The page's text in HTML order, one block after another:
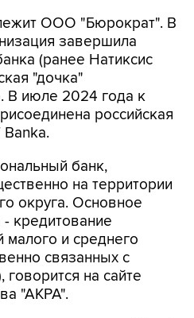
ООО "Бюрократ". В
завершила
(ранее Натиксис
"дочка"
В июле 2024 года к
российская
Banka.
банк,
на территории
округа. Основное
кредитование
малого и среднего
связанных с
говорится на сайте
"АКРА".